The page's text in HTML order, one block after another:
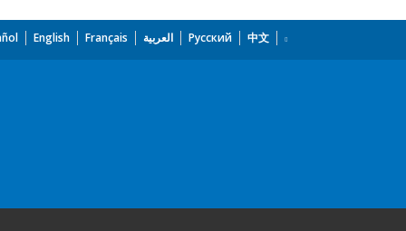
English Français العربية Русский 中文